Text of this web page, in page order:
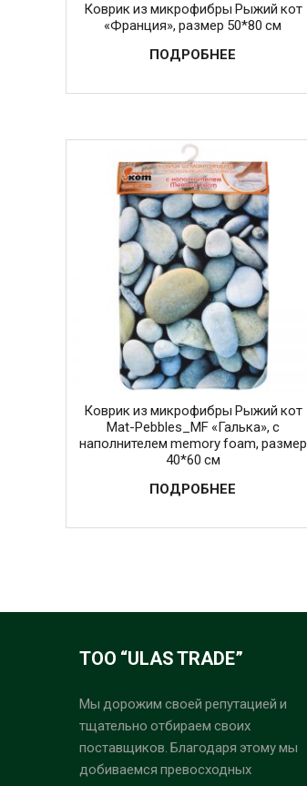
Коврик из микрофибры Рыжий кот
«Франция», размер 50*80 см
ПОДРОБНЕЕ
Коврик из микрофибры Рыжий кот
Mat-Pebbles_MF «Галька», с
наполнителем memory foam, размер
40*60 см
ПОДРОБНЕЕ
ТОО “ULAS TRADE”
Мы дорожим своей репутацией и
тщательно отбираем своих
поставщиков. Благодаря этому мы
добиваемся превосходных